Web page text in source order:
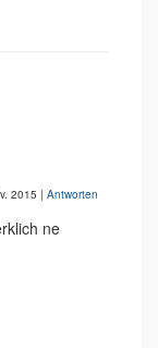
2015 | Antworten
ne